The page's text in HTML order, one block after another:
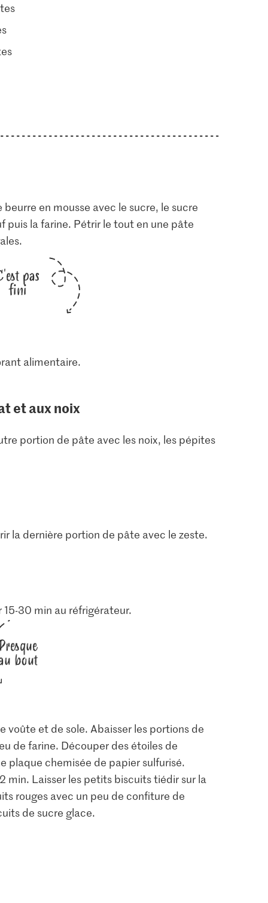
en mousse avec le sucre, le sucre
la farine. Pétrir le tout en une pâte
pas
fini
alimentaire.
et aux noix
portion de pâte avec les noix, les pépites
la dernière portion de pâte avec le zeste.
30 min au réfrigérateur.
bout
voûte et de sole. Abaisser les portions de
de farine. Découper des étoiles de
plaque chemisée de papier sulfurisé.
min. Laisser les petits biscuits tiédir sur la
rouges avec un peu de confiture de
de sucre glace.